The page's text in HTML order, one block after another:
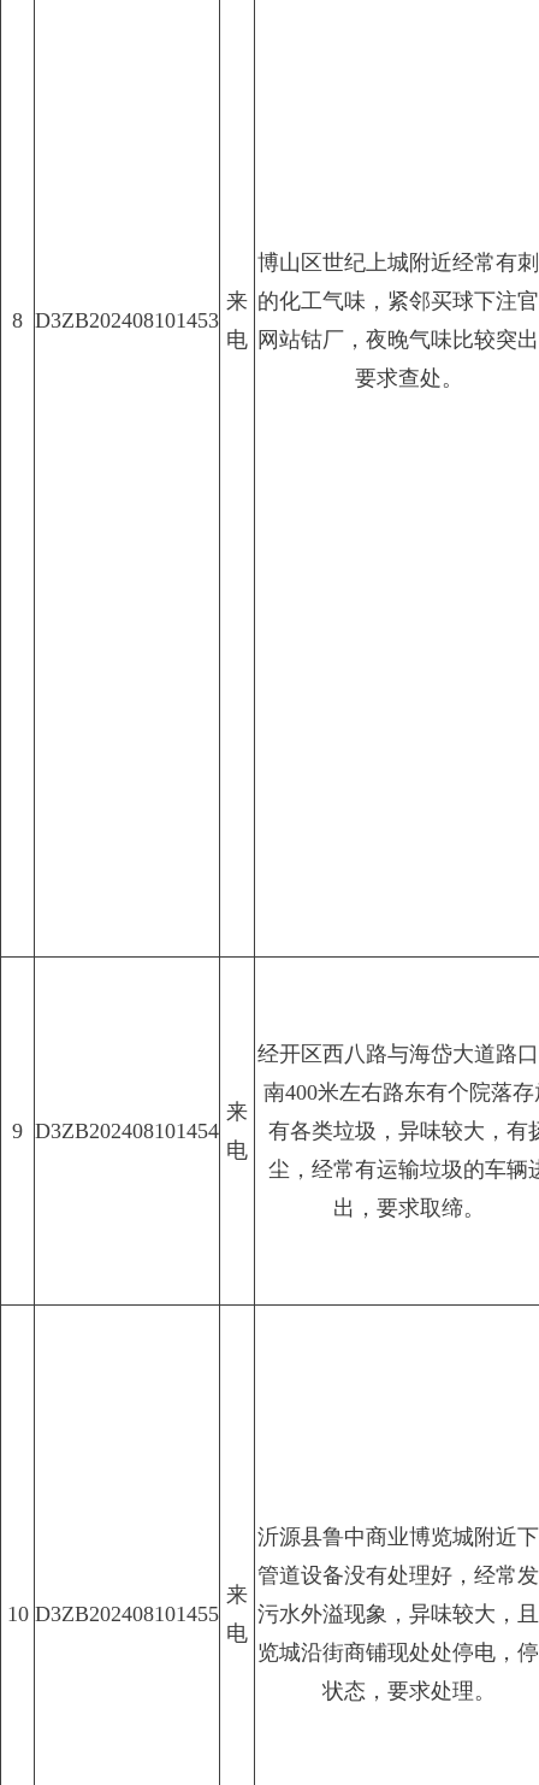
8 D3ZB202408101453
来
电
博山区世纪上城附近经常有
的化工气味，紧邻买球下注
网站钴厂，夜晚气味比较突
要求查处。
9 D3ZB202408101454
来
电
经开区西八路与海岱大道路
南400米左右路东有个院落存
有各类垃圾，异味较大，有
尘，经常有运输垃圾的车辆
出，要求取缔。
10 D3ZB202408101455
来
电
沂源县鲁中商业博览城附近
管道设备没有处理好，经常
污水外溢现象，异味较大，
览城沿街商铺现处处停电，
状态，要求处理。